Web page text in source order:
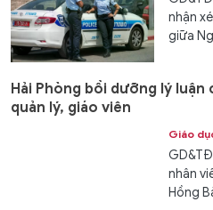
nhận
giữa
Hải Phòng bồi dưỡng lý
quản lý, giáo viên
Giáo
nhân
Hồng